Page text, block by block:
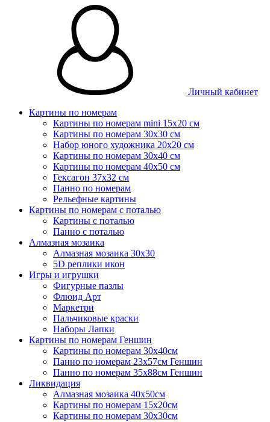
Личный кабинет
Картины по номерам
Картины по номерам mini 15х20 см
Картины по номерам 30x30 см
Набор юного художника 20х20 см
Картины по номерам 30х40 см
Картины по номерам 40х50 см
Гексагон 37х32 см
Панно по номерам
Рельефные картины
Картины по номерам с поталью
Картины с поталью
Панно с поталью
Алмазная мозаика
Алмазная мозаика 30х30
5D реплики икон
Игры и игрушки
Фигурные пазлы
Флюид Арт
Маркетри
Пальчиковые краски
Наборы Лапки
Картины по номерам Геншин
Картины по номерам 30х40см
Панно по номерам 23х57см Геншин
Панно по номерам 35х88см Геншин
Ликвидация
Алмазная мозаика 40х50см
Картины по номерам 15х20см
Картины по номерам 30х30см